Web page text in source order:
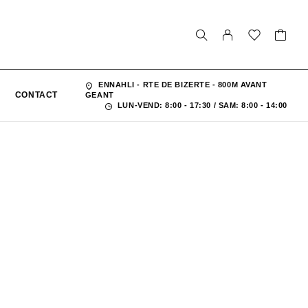
CONTACT
ENNAHLI - RTE DE BIZERTE - 800M AVANT
GEANT
LUN-VEND: 8:00 - 17:30 / SAM: 8:00 - 14:00